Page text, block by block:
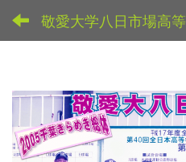
敬愛大学八日市場高
e
v
i